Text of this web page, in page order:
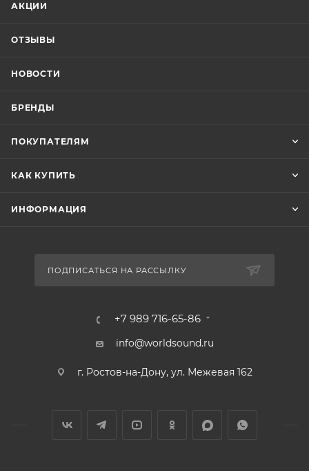
АКЦИИ
ОТЗЫВЫ
НОВОСТИ
БРЕНДЫ
ПОКУПАТЕЛЯМ
КАК КУПИТЬ
ИНФОРМАЦИЯ
ПОДПИСАТЬСЯ НА РАССЫЛКУ
+7 989 716-65-86
info@worldsound.ru
г. Ростов-на-Дону, ул. Межевая 162